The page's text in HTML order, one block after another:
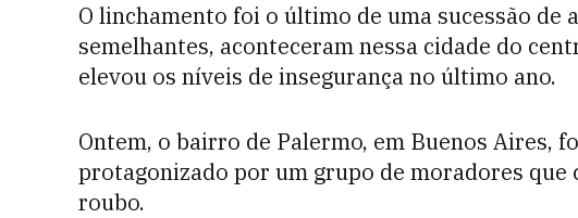
O linchamento foi o último de uma sucessão de
semelhantes, aconteceram nessa cidade do
elevou os níveis de insegurança no último ano.
Ontem, o bairro de Palermo, em Buenos Aires,
protagonizado por um grupo de moradores que
roubo.